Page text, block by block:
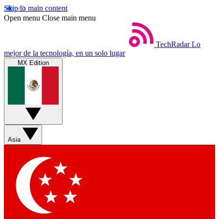
Skip to main content
Open menu Close main menu
TechRadar Lo
mejor de la tecnología, en un solo lugar
MX Edition
Asia